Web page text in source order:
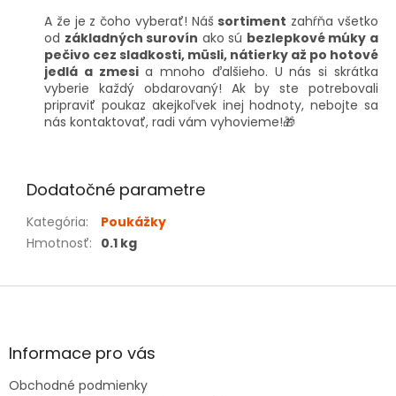
A že je z čoho vyberať! Nášsortiment zahŕňa všetko
od základných surovín ako sú bezlepkové múky a
pečivo cez sladkosti, müsli, nátierky až po hotové
jedlá a zmesia mnoho ďalšieho. U nás si skrátka
vyberie každý obdarovaný! Ak by ste potrebovali
pripraviť poukaz akejkoľvek inej hodnoty, nebojte sa
nás kontaktovať, radi vám vyhovieme!🎁
Dodatočné parametre
Kategória:
Poukážky
Hmotnosť: 0.1 kg
Z
äInformace pro vás
Obchodné podmienky